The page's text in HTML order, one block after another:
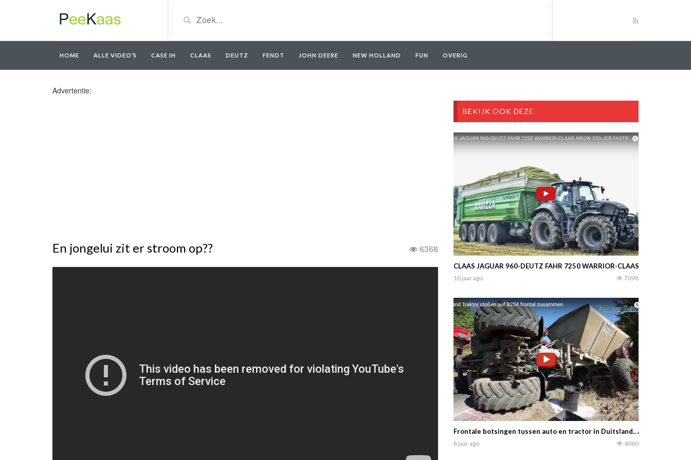
HOME ALLE VIDEO’S CASE IH CLAAS DEUTZ FENDT JOHN DEERE NEW HOLLAND FUN OVERIG
Advertentie:
En jongelui zit er stroom op?? 6368
BEKIJK OOK DEZE
CLAAS JAGUAR 960-DEUTZ FAHR 7250 WARRIOR-CLAAS ARION 530-
10 jaar ago 7098
Frontale botsingen tussen auto en tractor in Duitsland..
8 jaar ago 4060